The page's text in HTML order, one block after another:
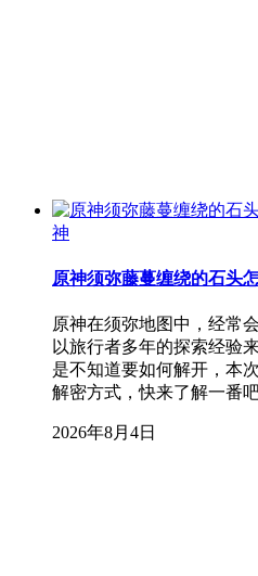
神
原神须弥藤蔓缠绕的石头
原神在须弥地图中，经常
以旅行者多年的探索经验
是不知道要如何解开，本
解密方式，快来了解一番
2026年8月4日